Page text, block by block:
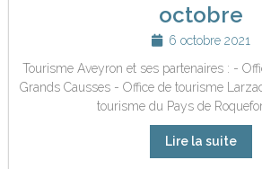
octobre
6 octobre 2021
Tourisme Aveyron et ses partenaires : -
Grands Causses - Office de tourisme
tourisme du Pays de
Lire la suite